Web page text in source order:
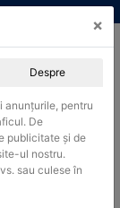
SEAP / SICAP
CAUTARE
×
Despre
anunțurile, pentru
De
publicitate și de
ul nostru.
sau culese în